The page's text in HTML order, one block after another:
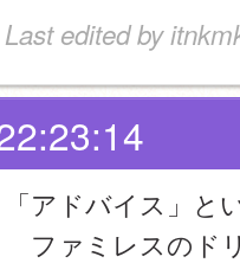
Last edited by
「アドバイス」と
ファミレスのド